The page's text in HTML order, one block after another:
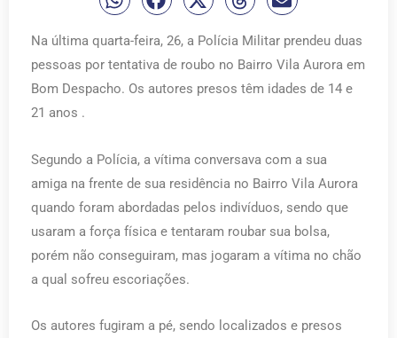
Na última quarta-feira, 26, a Polícia Militar prendeu duas
pessoas por tentativa de roubo no Bairro Vila Aurora em
Bom Despacho. Os autores presos têm idades de 14 e
21 anos .
Segundo a Polícia, a vítima conversava com a sua
amiga na frente de sua residência no Bairro Vila Aurora
quando foram abordadas pelos indivíduos, sendo que
usaram a força física e tentaram roubar sua bolsa,
porém não conseguiram, mas jogaram a vítima no chão
a qual sofreu escoriações.
Os autores fugiram a pé, sendo localizados e presos